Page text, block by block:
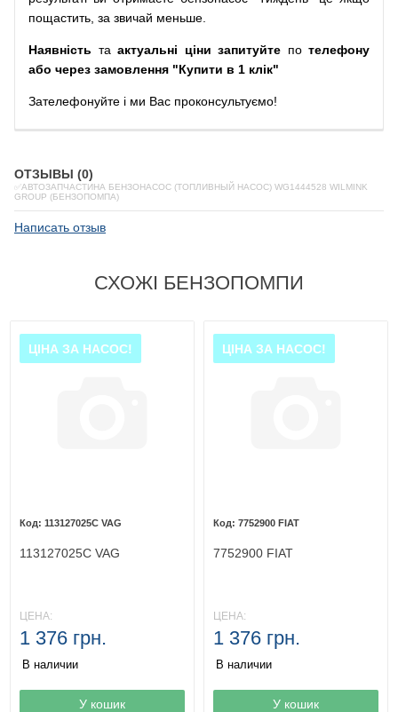
пощастить, за звичай меньше.
Наявність та актуальні ціни запитуйте по телефону
або через замовлення "Купити в 1 клік"
Зателефонуйте і ми Вас проконсультуємо!
ОТЗЫВЫ (0)
✅АВТОЗАПЧАСТИНА БЕНЗОНАСОС (ТОПЛИВНЫЙ НАСОС) WG1444528 WILMINK
GROUP (БЕНЗОПОМПА)
Написать отзыв
СХОЖІ БЕНЗОПОМПИ
Товар в корзине
ЦІНА ЗА НАСОС!
113127025C VAG
113127025C VAG
ЦЕНА:
1 376 грн.
В наличии
У кошик Товар в корзине
ЦІНА ЗА НАСОС!
7752900 FIAT
7752900 FIAT
ЦЕНА:
1 376 грн.
В наличии
У кошик